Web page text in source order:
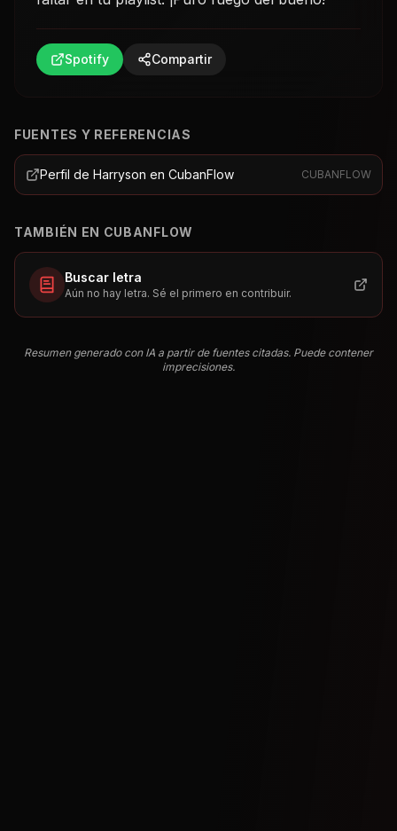
Spotify Compartir
FUENTES Y REFERENCIAS
Perfil de Harryson en CubanFlow CUBANFLOW
TAMBIÉN EN CUBANFLOW
Buscar letra
Aún no hay letra. Sé el primero en contribuir.
Resumen generado con IA a partir de fuentes citadas. Puede contener
imprecisiones.